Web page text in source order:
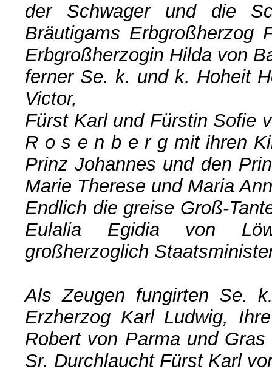
der Schwager und die
Bräutigams Erbgroßherzog
Erbgroßherzogin Hilda von
ferner Se. k. und k. Hoheit
Victor,
Fürst Karl und Fürstin Sofie
R o s e n b e r g mit ihren
Prinz Johannes und den
Marie Therese und Maria
Endlich die greise Groß-
Eulalia Egidia von
großherzoglich
Als Zeugen fungirten Se.
Erzherzog Karl Ludwig,
Robert von Parma und
Sr. Durchlaucht Fürst Karl